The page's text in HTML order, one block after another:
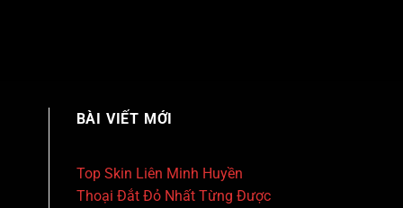
BÀI VIẾT MỚI
Top Skin Liên Minh Huyền
Thoại Đắt Đỏ Nhất Từng Được